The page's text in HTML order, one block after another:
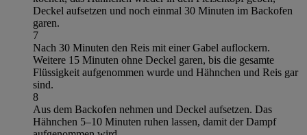
Deckel aufsetzen und noch einmal 30 Minuten im Backofen
garen.
7
Nach 30 Minuten den Reis mit einer Gabel auflockern.
Weitere 15 Minuten ohne Deckel garen, bis die gesamte
Flüssigkeit aufgenommen wurde und Hähnchen und Reis gar
sind.
8
Aus dem Backofen nehmen und Deckel aufsetzen. Das
Hähnchen 5–10 Minuten ruhen lassen, damit der Dampf